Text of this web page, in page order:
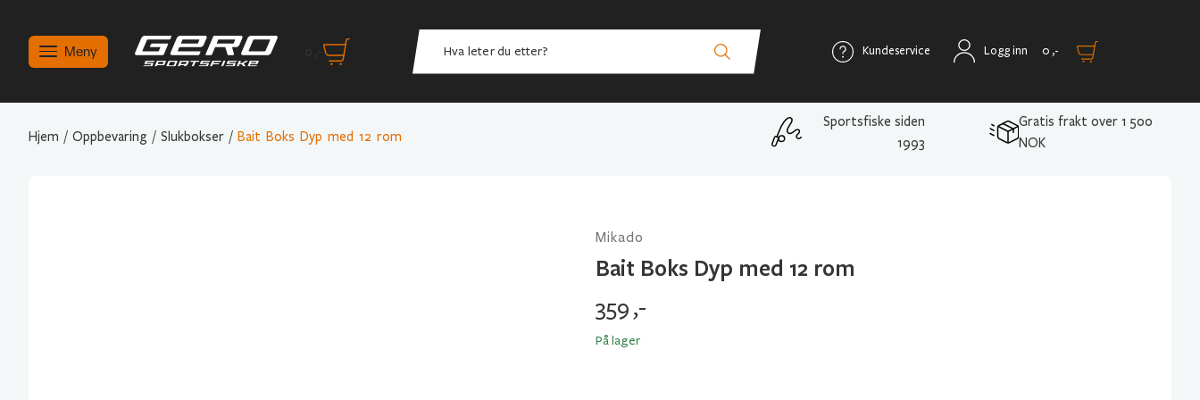
Meny Kundeservice Logg inn 0 ,-
Hjem / Oppbevaring / Slukbokser / Bait Boks Dyp med 12 rom
Sportsfiske siden
1993
Gratis frakt over 1 500
NOK
Mikado
Bait Boks Dyp med 12 rom
359,-
På lager